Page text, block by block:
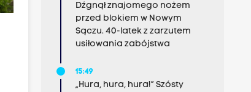
Dźgnął znajomego nożem
przed blokiem w Nowym
Sączu. 40-latek z zarzutem
usiłowania zabójstwa
15:49
„Hura, hura, hura!” Szósty